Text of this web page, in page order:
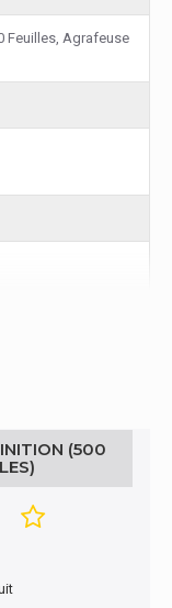
Feuilles, Agrafeuse
(500